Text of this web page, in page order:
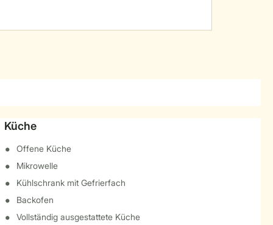
Küche
Offene Küche
Mikrowelle
Kühlschrank mit Gefrierfach
Backofen
Vollständig ausgestattete Küche